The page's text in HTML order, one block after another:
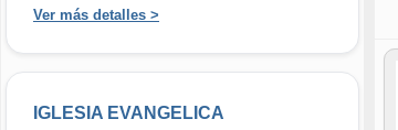
Ver más detalles >
IGLESIA EVANGELICA